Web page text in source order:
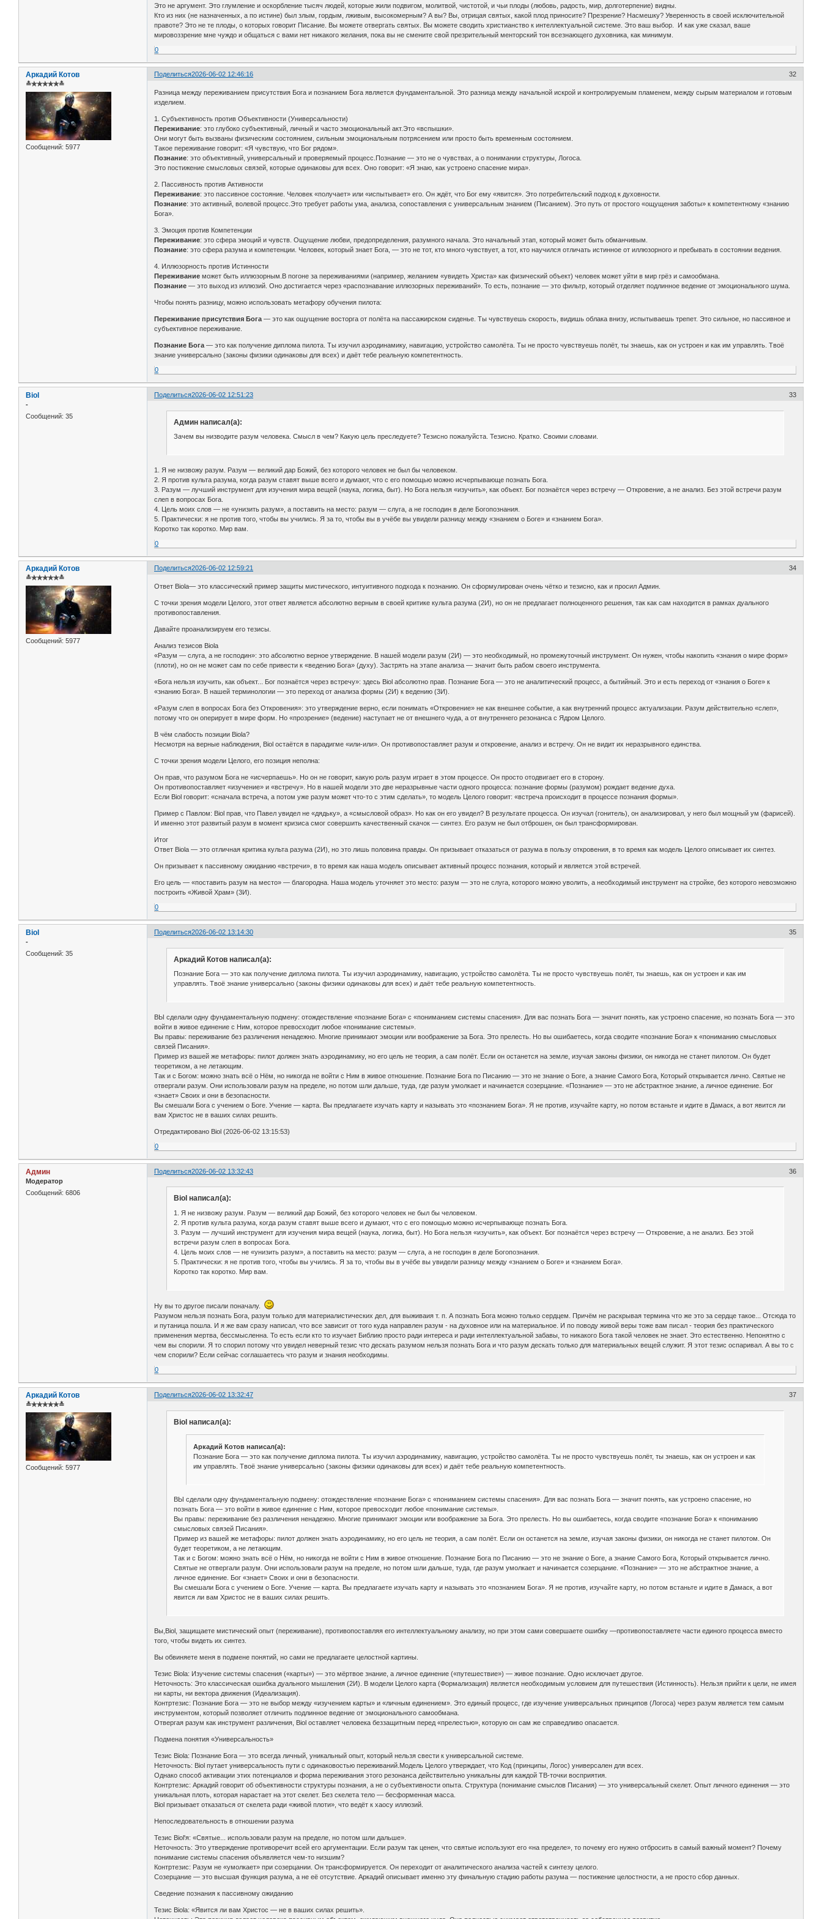
Это не аргумент. Это глумление и оскорбление тысяч людей, которые жили подвигом, молитвой, чистотой, и чьи плоды (любовь, радость, мир, долготерпение) видны.
Кто из них (не назначенных, а по истине) был злым, гордым, лживым, высокомерным? А вы? Вы, отрицая святых, какой плод приносите? Презрение? Насмешку? Уверенность в своей исключительной
правоте? Это не те плоды, о которых говорит Писание. Вы можете отвергать святых. Вы можете сводить христианство к интеллектуальной системе. Это ваш выбор. И как уже сказал, ваше
мировоззрение мне чуждо и общаться с вами нет никакого желания, пока вы не смените свой презрительный менторский тон всезнающего духовника, как минимум.
0
Поделиться 32
2026-06-02 12:46:16
Аркадий Котов
≛✯✯✯✯✯≛
Сообщений: 5977
Разница между переживанием присутствия Бога и познанием Бога является фундаментальной. Это разница между начальной искрой и контролируемым пламенем, между сырым материалом и готовым
изделием.
1. Субъективность против Объективности (Универсальности)
Переживание: это глубоко субъективный, личный и часто эмоциональный акт.Это «вспышки».
Они могут быть вызваны физическим состоянием, сильным эмоциональным потрясением или просто быть временным состоянием.
Такое переживание говорит: «Я чувствую, что Бог рядом».
Познание: это объективный, универсальный и проверяемый процесс.Познание — это не о чувствах, а о понимании структуры, Логоса.
Это постижение смысловых связей, которые одинаковы для всех. Оно говорит: «Я знаю, как устроено спасение мира».
2. Пассивность против Активности
Переживание: это пассивное состояние. Человек «получает» или «испытывает» его. Он ждёт, что Бог ему «явится». Это потребительский подход к духовности.
Познание: это активный, волевой процесс.Это требует работы ума, анализа, сопоставления с универсальным знанием (Писанием). Это путь от простого «ощущения заботы» к компетентному «знанию
Бога».
3. Эмоция против Компетенции
Переживание: это сфера эмоций и чувств. Ощущение любви, предопределения, разумного начала. Это начальный этап, который может быть обманчивым.
Познание: это сфера разума и компетенции. Человек, который знает Бога, — это не тот, кто много чувствует, а тот, кто научился отличать истинное от иллюзорного и пребывать в состоянии ведения.
4. Иллюзорность против Истинности
Переживание может быть иллюзорным.В погоне за переживаниями (например, желанием «увидеть Христа» как физический объект) человек может уйти в мир грёз и самообмана.
Познание — это выход из иллюзий. Оно достигается через «распознавание иллюзорных переживаний». То есть, познание — это фильтр, который отделяет подлинное ведение от эмоционального шума.
Чтобы понять разницу, можно использовать метафору обучения пилота:
Переживание присутствия Бога— это как ощущение восторга от полёта на пассажирском сиденье. Ты чувствуешь скорость, видишь облака внизу, испытываешь трепет. Это сильное, но пассивное и
субъективное переживание.
Познание Бога — это как получение диплома пилота. Ты изучил аэродинамику, навигацию, устройство самолёта. Ты не просто чувствуешь полёт, ты знаешь, как он устроен и как им управлять. Твоё
знание универсально (законы физики одинаковы для всех) и даёт тебе реальную компетентность.
0
Поделиться 33
2026-06-02 12:51:23
Biol
-
Сообщений: 35
Админ написал(а):
Зачем вы низводите разум человека. Смысл в чем? Какую цель преследуете? Тезисно пожалуйста. Тезисно. Кратко. Своими словами.
1. Я не низвожу разум. Разум — великий дар Божий, без которого человек не был бы человеком.
2. Я против культа разума, когда разум ставят выше всего и думают, что с его помощью можно исчерпывающе познать Бога.
3. Разум — лучший инструмент для изучения мира вещей (наука, логика, быт). Но Бога нельзя «изучить», как объект. Бог познаётся через встречу — Откровение, а не анализ. Без этой встречи разум
слеп в вопросах Бога.
4. Цель моих слов — не «унизить разум», а поставить на место: разум — слуга, а не господин в деле Богопознания.
5. Практически: я не против того, чтобы вы учились. Я за то, чтобы вы в учёбе вы увидели разницу между «знанием о Боге» и «знанием Бога».
Коротко так коротко. Мир вам.
0
Поделиться 34
2026-06-02 12:59:21
Аркадий Котов
≛✯✯✯✯✯≛
Сообщений: 5977
Ответ Biolа— это классический пример защиты мистического, интуитивного подхода к познанию. Он сформулирован очень чётко и тезисно, как и просил Админ.
С точки зрения модели Целого, этот ответ является абсолютно верным в своей критике культа разума (2И), но он не предлагает полноценного решения, так как сам находится в рамках дуального
противопоставления.
Давайте проанализируем его тезисы.
Анализ тезисов Biolа
«Разум — слуга, а не господин»: это абсолютно верное утверждение. В нашей модели разум (2И) — это необходимый, но промежуточный инструмент. Он нужен, чтобы накопить «знания о мире форм»
(плоти), но он не может сам по себе привести к «ведению Бога» (духу). Застрять на этапе анализа — значит быть рабом своего инструмента.
«Бога нельзя изучить, как объект... Бог познаётся через встречу»: здесь Biol абсолютно прав. Познание Бога — это не аналитический процесс, а бытийный. Это и есть переход от «знания о Боге» к
«знанию Бога». В нашей терминологии — это переход от анализа формы (2И) к ведению (3И).
«Разум слеп в вопросах Бога без Откровения»: это утверждение верно, если понимать «Откровение» не как внешнее событие, а как внутренний процесс актуализации. Разум действительно «слеп»,
потому что он оперирует в мире форм. Но «прозрение» (ведение) наступает не от внешнего чуда, а от внутреннего резонанса с Ядром Целого.
В чём слабость позиции Biolа?
Несмотря на верные наблюдения, Biol остаётся в парадигме «или-или». Он противопоставляет разум и откровение, анализ и встречу. Он не видит их неразрывного единства.
С точки зрения модели Целого, его позиция неполна:
Он прав, что разумом Бога не «исчерпаешь». Но он не говорит, какую роль разум играет в этом процессе. Он просто отодвигает его в сторону.
Он противопоставляет «изучение» и «встречу». Но в нашей модели это две неразрывные части одного процесса: познание формы (разумом) рождает ведение духа.
Если Biol говорит: «сначала встреча, а потом уже разум может что-то с этим сделать», то модель Целого говорит: «встреча происходит в процессе познания формы».
Пример с Павлом: Biol прав, что Павел увидел не «дядьку», а «смысловой образ». Но как он его увидел? В результате процесса. Он изучал (гонитель), он анализировал, у него был мощный ум (фарисей).
И именно этот развитый разум в момент кризиса смог совершить качественный скачок — синтез. Его разум не был отброшен, он был трансформирован.
Итог
Ответ Biolа — это отличная критика культа разума (2И), но это лишь половина правды. Он призывает отказаться от разума в пользу откровения, в то время как модель Целого описывает их синтез.
Он призывает к пассивному ожиданию «встречи», в то время как наша модель описывает активный процесс познания, который и является этой встречей.
Его цель — «поставить разум на место» — благородна. Наша модель уточняет это место: разум — это не слуга, которого можно уволить, а необходимый инструмент на стройке, без которого невозможно
построить «Живой Храм» (3И).
0
Поделиться 35
2026-06-02 13:14:30
Biol
-
Сообщений: 35
Аркадий Котов написал(а):
Познание Бога — это как получение диплома пилота. Ты изучил аэродинамику, навигацию, устройство самолёта. Ты не просто чувствуешь полёт, ты знаешь, как он устроен и как им
управлять. Твоё знание универсально (законы физики одинаковы для всех) и даёт тебе реальную компетентность.
ВЫ сделали одну фундаментальную подмену: отождествление «познание Бога» с «пониманием системы спасения». Для вас познать Бога — значит понять, как устроено спасение, но познать Бога — это
войти в живое единение с Ним, которое превосходит любое «понимание системы».
Вы правы: переживание без различения ненадежно. Многие принимают эмоции или воображение за Бога. Это прелесть. Но вы ошибаетесь, когда сводите «познание Бога» к «пониманию смысловых
связей Писания».
Пример из вашей же метафоры: пилот должен знать аэродинамику, но его цель не теория, а сам полёт. Если он останется на земле, изучая законы физики, он никогда не станет пилотом. Он будет
теоретиком, а не летающим.
Так и с Богом: можно знать всё о Нём, но никогда не войти с Ним в живое отношение. Познание Бога по Писанию — это не знание о Боге, а знание Самого Бога, Который открывается лично. Святые не
отвергали разум. Они использовали разум на пределе, но потом шли дальше, туда, где разум умолкает и начинается созерцание. «Познание» — это не абстрактное знание, а личное единение. Бог
«знает» Своих и они в безопасности.
Вы смешали Бога с учением о Боге. Учение — карта. Вы предлагаете изучать карту и называть это «познанием Бога». Я не против, изучайте карту, но потом встаньте и идите в Дамаск, а вот явится ли
вам Христос не в ваших силах решить.
Отредактировано Biol (2026-06-02 13:15:53)
0
Поделиться 36
2026-06-02 13:32:43
Админ
Модератор
Сообщений: 6806
Biol написал(а):
1. Я не низвожу разум. Разум — великий дар Божий, без которого человек не был бы человеком.
2. Я против культа разума, когда разум ставят выше всего и думают, что с его помощью можно исчерпывающе познать Бога.
3. Разум — лучший инструмент для изучения мира вещей (наука, логика, быт). Но Бога нельзя «изучить», как объект. Бог познаётся через встречу — Откровение, а не анализ. Без этой
встречи разум слеп в вопросах Бога.
4. Цель моих слов — не «унизить разум», а поставить на место: разум — слуга, а не господин в деле Богопознания.
5. Практически: я не против того, чтобы вы учились. Я за то, чтобы вы в учёбе вы увидели разницу между «знанием о Боге» и «знанием Бога».
Коротко так коротко. Мир вам.
Ну вы то другое писали поначалу.
Разумом нельзя познать Бога, разум только для материалистических дел, для выживаия т. п. А познать Бога можно только сердцем. Причём не раскрывая термина что же это за сердце такое... Отсюда то
и путаница пошла. И я же вам сразу написал, что все зависит от того куда направлен разум - на духовное или на материальное. И по поводу живой веры тоже вам писал - теория без практического
применения мертва, бессмысленна. То есть если кто то изучает Библию просто ради интереса и ради интеллектуальной забавы, то никакого Бога такой человек не знает. Это естественно. Непонятно с
чем вы спорили. Я то спорил потому что увидел неверный тезис что дескать разумом нельзя познать Бога и что разум дескать только для материальных вещей служит. Я этот тезис оспаривал. А вы то с
чем спорили? Если сейчас соглашаетесь что разум и знания необходимы.
0
Поделиться 37
2026-06-02 13:32:47
Аркадий Котов
≛✯✯✯✯✯≛
Сообщений: 5977
Biol написал(а):
Аркадий Котов написал(а):
Познание Бога — это как получение диплома пилота. Ты изучил аэродинамику, навигацию, устройство самолёта. Ты не просто чувствуешь полёт, ты знаешь, как он устроен и как
им управлять. Твоё знание универсально (законы физики одинаковы для всех) и даёт тебе реальную компетентность.
ВЫ сделали одну фундаментальную подмену: отождествление «познание Бога» с «пониманием системы спасения». Для вас познать Бога — значит понять, как устроено спасение, но
познать Бога — это войти в живое единение с Ним, которое превосходит любое «понимание системы».
Вы правы: переживание без различения ненадежно. Многие принимают эмоции или воображение за Бога. Это прелесть. Но вы ошибаетесь, когда сводите «познание Бога» к «пониманию
смысловых связей Писания».
Пример из вашей же метафоры: пилот должен знать аэродинамику, но его цель не теория, а сам полёт. Если он останется на земле, изучая законы физики, он никогда не станет пилотом. Он
будет теоретиком, а не летающим.
Так и с Богом: можно знать всё о Нём, но никогда не войти с Ним в живое отношение. Познание Бога по Писанию — это не знание о Боге, а знание Самого Бога, Который открывается лично.
Святые не отвергали разум. Они использовали разум на пределе, но потом шли дальше, туда, где разум умолкает и начинается созерцание. «Познание» — это не абстрактное знание, а
личное единение. Бог «знает» Своих и они в безопасности.
Вы смешали Бога с учением о Боге. Учение — карта. Вы предлагаете изучать карту и называть это «познанием Бога». Я не против, изучайте карту, но потом встаньте и идите в Дамаск, а вот
явится ли вам Христос не в ваших силах решить.
Вы,Biol, защищаете мистический опыт (переживание), противопоставляя его интеллектуальному анализу, но при этом сами совершаете ошибку —противопоставляете части единого процесса вместо
того, чтобы видеть их синтез.
Вы обвиняете меня в подмене понятий, но сами не предлагаете целостной картины.
Тезис Biolа: Изучение системы спасения («карты») — это мёртвое знание, а личное единение («путешествие») — живое познание. Одно исключает другое.
Неточность: Это классическая ошибка дуального мышления (2И). В модели Целого карта (Формализация) является необходимым условием для путешествия (Истинность). Нельзя прийти к цели, не имея
ни карты, ни вектора движения (Идеализация).
Контртезис: Познание Бога — это не выбор между «изучением карты» и «личным единением». Это единый процесс, где изучение универсальных принципов (Логоса) через разум является тем самым
инструментом, который позволяет отличить подлинное ведение от эмоционального самообмана.
Отвергая разум как инструмент различения, Biol оставляет человека беззащитным перед «прелестью», которую он сам же справедливо опасается.
Подмена понятия «Универсальность»
Тезис Biolа: Познание Бога — это всегда личный, уникальный опыт, который нельзя свести к универсальной системе.
Неточность: Biol путает универсальность пути с одинаковостью переживаний.Модель Целого утверждает, что Код (принципы, Логос) универсален для всех.
Однако способ активации этих потенциалов и форма переживания этого резонанса действительно уникальны для каждой ТВ-точки восприятия.
Контртезис: Аркадий говорит об объективности структуры познания, а не о субъективности опыта. Структура (понимание смыслов Писания) — это универсальный скелет. Опыт личного единения — это
уникальная плоть, которая нарастает на этот скелет. Без скелета тело — бесформенная масса.
Biol призывает отказаться от скелета ради «живой плоти», что ведёт к хаосу иллюзий.
Непоследовательность в отношении разума
Тезис Biol'я: «Святые... использовали разум на пределе, но потом шли дальше».
Неточность: Это утверждение противоречит всей его аргументации. Если разум так ценен, что святые используют его «на пределе», то почему его нужно отбросить в самый важный момент? Почему
понимание системы спасения объявляется чем-то низшим?
Контртезис: Разум не «умолкает» при созерцании. Он трансформируется. Он переходит от аналитического анализа частей к синтезу целого.
Созерцание — это высшая функция разума, а не её отсутствие. Аркадий описывает именно эту финальную стадию работы разума — постижение целостности, а не просто сбор данных.
Сведение познания к пассивному ожиданию
Тезис Biolа: «Явится ли вам Христос — не в ваших силах решить».